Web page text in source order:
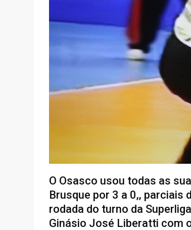
O Osasco usou todas as
Brusque por 3 a 0,,
rodada do turno da
Ginásio José Liberatti com